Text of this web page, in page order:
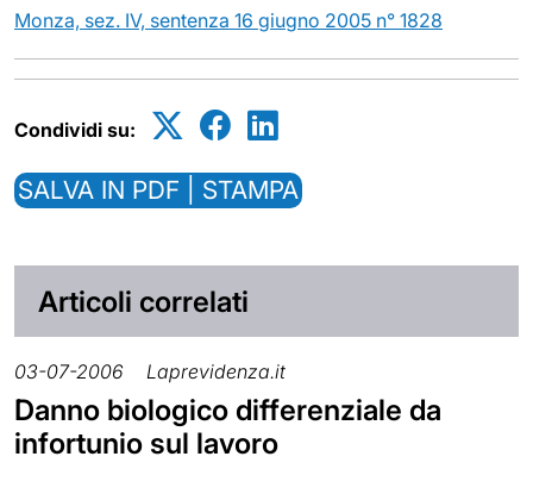
Monza, sez. IV, sentenza 16 giugno 2005 n° 1828
Condividi su:
SALVA IN PDF | STAMPA
Articoli correlati
03-07-2006 Laprevidenza.it
Danno biologico differenziale da
infortunio sul lavoro